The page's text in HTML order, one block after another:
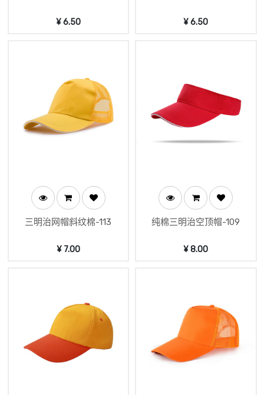
¥6.50 ¥6.50
三明治网帽斜纹棉-113
¥ 7.00
纯棉三明治空顶帽-109
¥8.00